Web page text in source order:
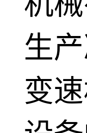
生产
变